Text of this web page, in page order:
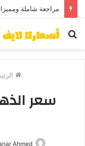
مراجعة شاملة
بحث
سعر
Ahmed